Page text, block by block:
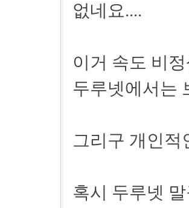
없네요....
이거 속도 비
두루넷에서는
그리구 개인적
혹시 두루넷